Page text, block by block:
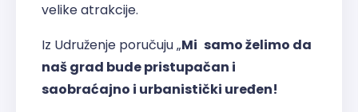
velike atrakcije.
Iz Udruženje poručuju „Mi samo želimo da
naš grad bude pristupačan i
saobraćajno i urbanistički uređen!